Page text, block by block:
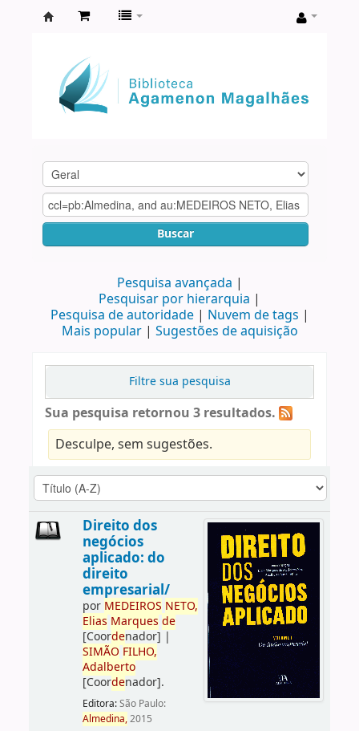
Agamenon
Magalhães
Buscar
Pesquisa avançada
Pesquisar por hierarquia
Pesquisa de autoridade
Nuvem de tags
Mais popular
Sugestões de aquisição
Filtre sua pesquisa
Sua pesquisa retornou 3 resultados.
Desculpe, sem sugestões.
Direito dos
negócios
aplicado: do
direito
empresarial/
por MEDEIROS NETO,
Elias Marques de
[Coordenador] |
SIMÃO FILHO,
Adalberto
[Coordenador].
Editora:São Paulo:
Almedina,2015